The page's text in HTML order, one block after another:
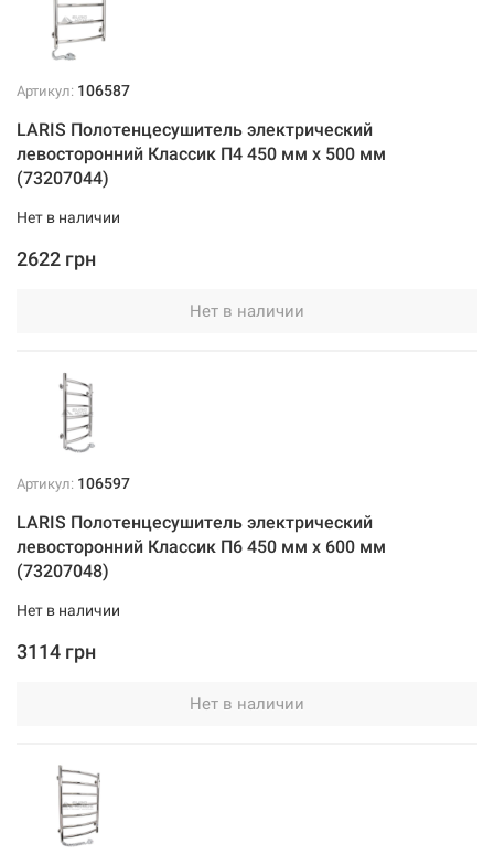
Артикул: 106587
LARIS Полотенцесушитель электрический
левосторонний Классик П4 450 мм х 500 мм
(73207044)
Нет в наличии
2622 грн
Нет в наличии
Артикул: 106597
LARIS Полотенцесушитель электрический
левосторонний Классик П6 450 мм х 600 мм
(73207048)
Нет в наличии
3114 грн
Нет в наличии